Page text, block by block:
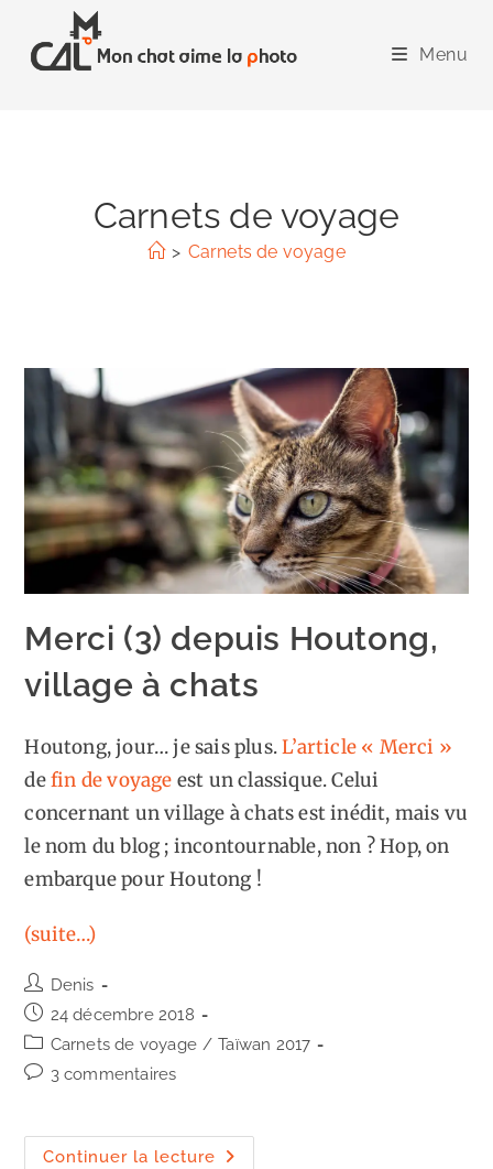
content
Menu
Carnets de voyage
> Carnets de voyage
Merci (3) depuis Houtong,
village à chats
Houtong, jour… je sais plus.L’article « Merci »
defin de voyage est un classique. Celui
concernant un village à chats est inédit, mais vu
le nom du blog ; incontournable, non ? Hop, on
embarque pour Houtong !
(suite…)
Auteur/autrice
de
publication :
Denis
Publication
publiée :
24 décembre 2018
Post
category:
Carnets de voyage / Taïwan 2017
Commentaires
publication :
3 commentaires
Continuer la lecture Merci